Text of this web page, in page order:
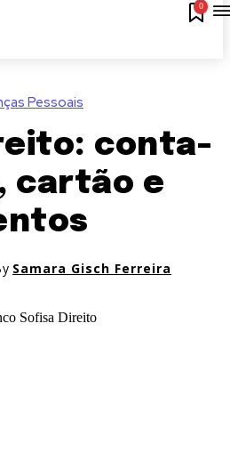
0
Pessoais
conta-
cartão e
Samara Gisch Ferreira